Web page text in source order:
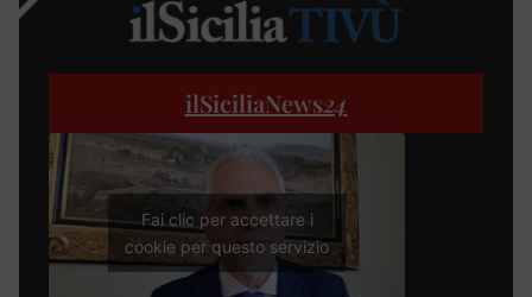
ilSiciliaNews24
Fai clic per accettare i
cookie per questo servizio